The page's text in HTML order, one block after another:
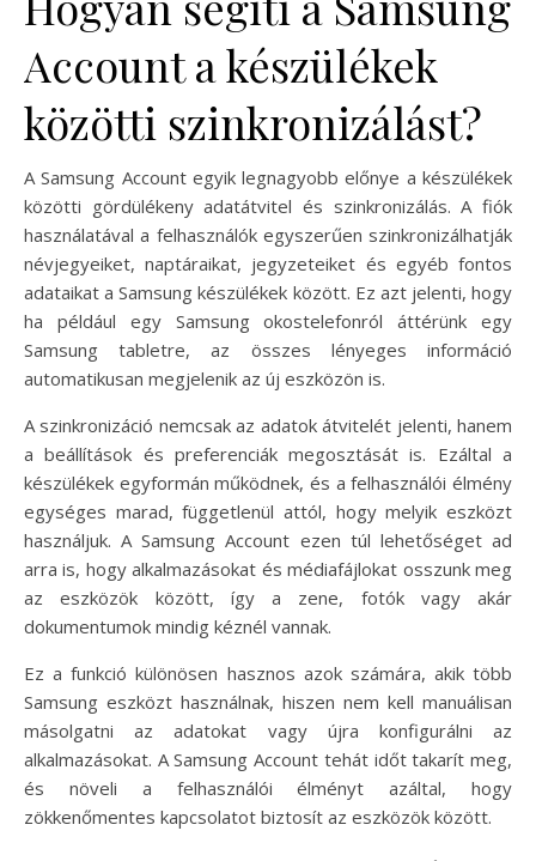
Account a készülékek
közötti szinkronizálást?
A Samsung Account egyik legnagyobb előnye a készülékek
közötti gördülékeny adatátvitel és szinkronizálás. A fiók
használatával a felhasználók egyszerűen szinkronizálhatják
névjegyeiket, naptáraikat, jegyzeteiket és egyéb fontos
adataikat a Samsung készülékek között. Ez azt jelenti, hogy
ha például egy Samsung okostelefonról áttérünk egy
Samsung tabletre, az összes lényeges információ
automatikusan megjelenik az új eszközön is.
A szinkronizáció nemcsak az adatok átvitelét jelenti, hanem
a beállítások és preferenciák megosztását is. Ezáltal a
készülékek egyformán működnek, és a felhasználói élmény
egységes marad, függetlenül attól, hogy melyik eszközt
használjuk. A Samsung Account ezen túl lehetőséget ad
arra is, hogy alkalmazásokat és médiafájlokat osszunk meg
az eszközök között, így a zene, fotók vagy akár
dokumentumok mindig kéznél vannak.
Ez a funkció különösen hasznos azok számára, akik több
Samsung eszközt használnak, hiszen nem kell manuálisan
másolgatni az adatokat vagy újra konfigurálni az
alkalmazásokat. A Samsung Account tehát időt takarít meg,
és növeli a felhasználói élményt azáltal, hogy
zökkenőmentes kapcsolatot biztosít az eszközök között.